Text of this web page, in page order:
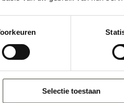
Selectie toestaan
Schrijf je nu in:
Ik